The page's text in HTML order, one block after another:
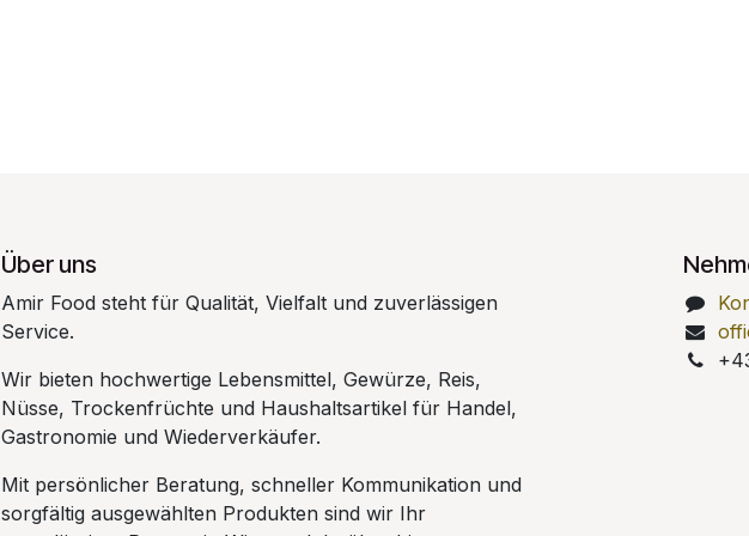
Über uns
Amir Food steht für Qualität, Vielfalt und zuverlässigen
Service.
Wir bieten hochwertige Lebensmittel, Gewürze, Reis,
Nüsse, Trockenfrüchte und Haushaltsartikel für Handel,
Gastronomie und Wiederverkäufer.
Mit persönlicher Beratung, schneller Kommunikation und
sorgfältig ausgewählten Produkten sind wir Ihr